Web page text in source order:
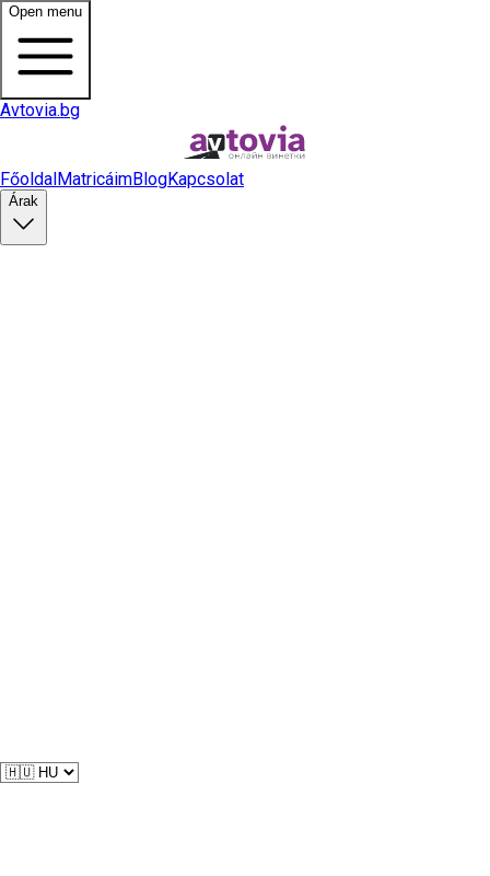
Open menu
Avtovia.bg
FőoldalMatricáimBlogKapcsolat
Árak